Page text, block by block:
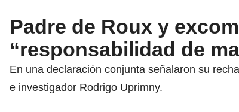
Padre de Roux y
“responsabilidad de
En una declaración conjunta señalaron su
e investigador Rodrigo Uprimny.